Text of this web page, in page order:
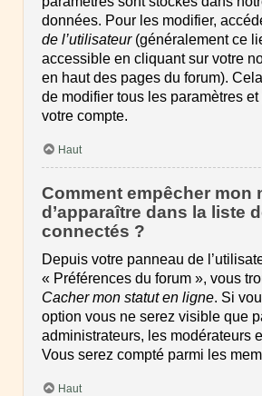
données. Pour les modifier,
de l’utilisateur(généralement ce
accessible en cliquant sur votre
en haut des pages du forum).
de modifier tous les paramètres
votre compte.
Haut
Comment empêcher mon
d’apparaître dans la liste
connectés ?
Depuis votre panneau de
« Préférences du forum », vous
Cacher mon statut en ligne. Si
option vous ne serez visible que
administrateurs, les modérateurs
Vous serez compté parmi les
Haut